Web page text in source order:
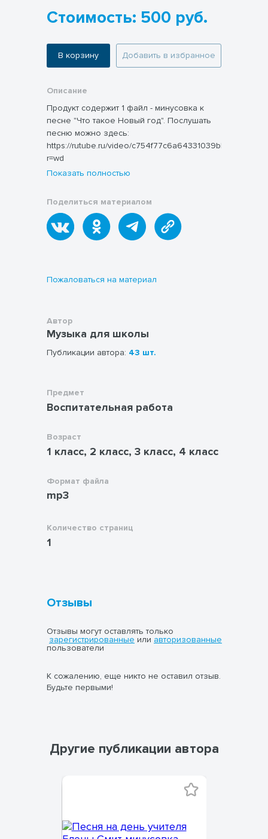
Стоимость: 500 руб.
В корзину Добавить в избранное
Описание
Продукт содержит 1 файл - минусовка к
песне "Что такое Новый год". Послушать
песню можно здесь:
https://rutube.ru/video/
r=wd
Показать полностью
Поделиться материалом
Пожаловаться на материал
Автор
Музыка для школы
Публикации автора: 43 шт.
Предмет
Воспитательная работа
Возраст
1 класс, 2 класс, 3 класс, 4 класс
Формат файла
mp3
Количество страниц
1
Отзывы
Отзывы могут оставлять только
зарегистрированные или авторизованные
пользователи
К сожалению, еще никто не оставил отзыв.
Будьте первыми!
Другие публикации автора